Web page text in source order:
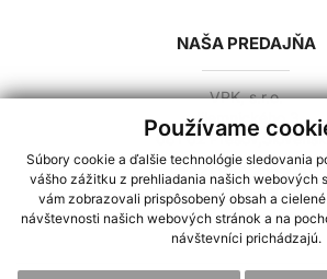
Používame
Súbory cookie a ďalšie technológie sledovania
vášho zážitku z prehliadania našich webových
vám zobrazovali prispôsobený obsah a
návštevnosti našich webových stránok a na
návštevníci prichádzajú.
NAŠA PREDAJŇA
VPK, s.r.o.
Jilemnického 3
081 02
+421 944 258 730
info@cerpacia-